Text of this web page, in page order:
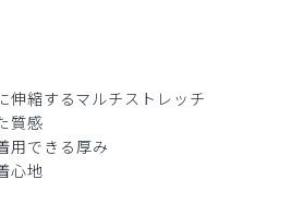
:スクラブパンツ・FREE/ベージ
伸縮するマルチストレッチ
質感
用できる厚み
心地